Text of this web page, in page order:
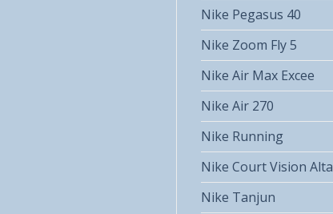
Nike Pegasus 40
Nike Zoom Fly 5
Nike Air Max Excee
Nike Air 270
Nike Running
Nike Court Vision Alta
Nike Tanjun